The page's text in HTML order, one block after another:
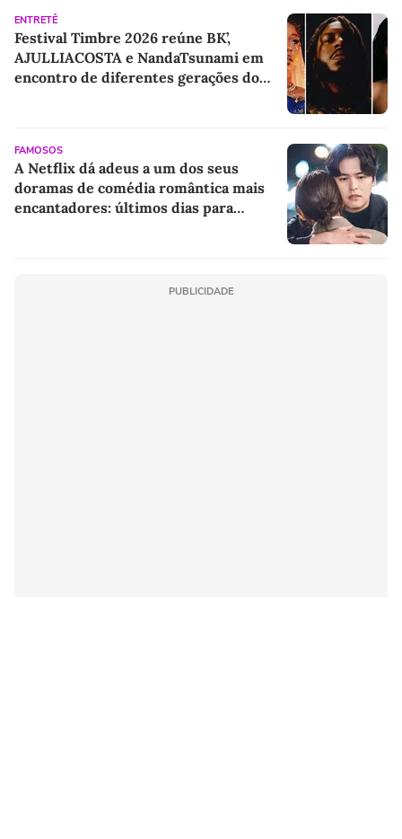
ENTRETÊ
Festival Timbre 2026 reúne BK’,
AJULLIACOSTA e NandaTsunami em
encontro de diferentes gerações do
FAMOSOS
A Netflix dá adeus a um dos seus
doramas de comédia romântica mais
encantadores: últimos dias para
PUBLICIDADE